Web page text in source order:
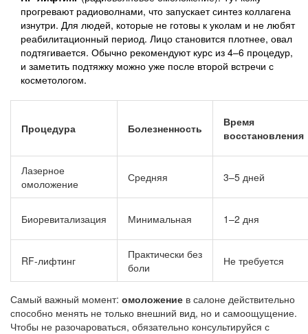
прогревают радиоволнами, что запускает синтез коллагена
изнутри. Для людей, которые не готовы к уколам и не любят
реабилитационный период. Лицо становится плотнее, овал
подтягивается. Обычно рекомендуют курс из 4–6 процедур,
и заметить подтяжку можно уже после второй встречи с
косметологом.
Процедура Болезненность
Время
восстановления
Лазерное
омоложение
Средняя 3–5 дней
Биоревитализация Минимальная 1–2 дня
RF-лифтинг
Практически без
боли
Не требуется
Самый важный момент: омоложение в салоне действительно
способно менять не только внешний вид, но и самоощущение.
Чтобы не разочароваться, обязательно консультируйся с